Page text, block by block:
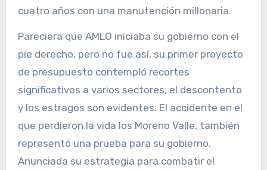
cuatro años con una manutención millonaria.
Pareciera que AMLO iniciaba su gobierno con el
pie derecho, pero no fue así, su primer proyecto
de presupuesto contempló recortes
significativos a varios sectores, el descontento
y los estragos son evidentes. El accidente en el
que perdieron la vida los Moreno Valle, también
representó una prueba para su gobierno.
Anunciada su estrategia para combatir el